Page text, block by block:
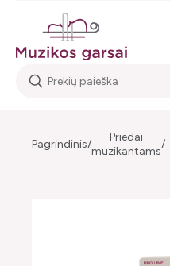
Pagrindinis
Priedai
muzikantams